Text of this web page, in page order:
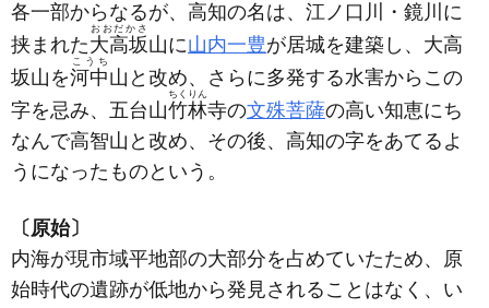
各一部からなるが、高知の名は、江ノ口川・鏡川に
挟まれた大高坂
おおだかさ
山に山内一豊が居城を建築し、大高
坂山を河中
こうち
山と改め、さらに多発する水害からこの
字を忌み、五台山竹林
ちくりん
寺の文殊菩薩の高い知恵にち
なんで高智山と改め、その後、高知の字をあてるよ
うになったものという。
〔原始〕
内海が現市域平地部の大部分を占めていたため、原
始時代の遺跡が低地から発見されることはなく、い